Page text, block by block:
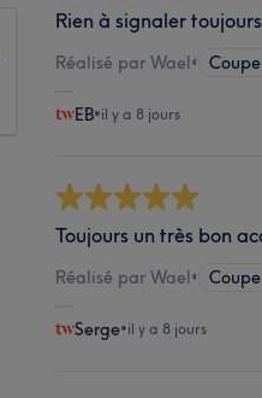
Rien à signaler
Réalisé par Wael•
EB•il y a 8 jours
Toujours un très bon
Réalisé par Wael•
Serge•il y a 8 jours